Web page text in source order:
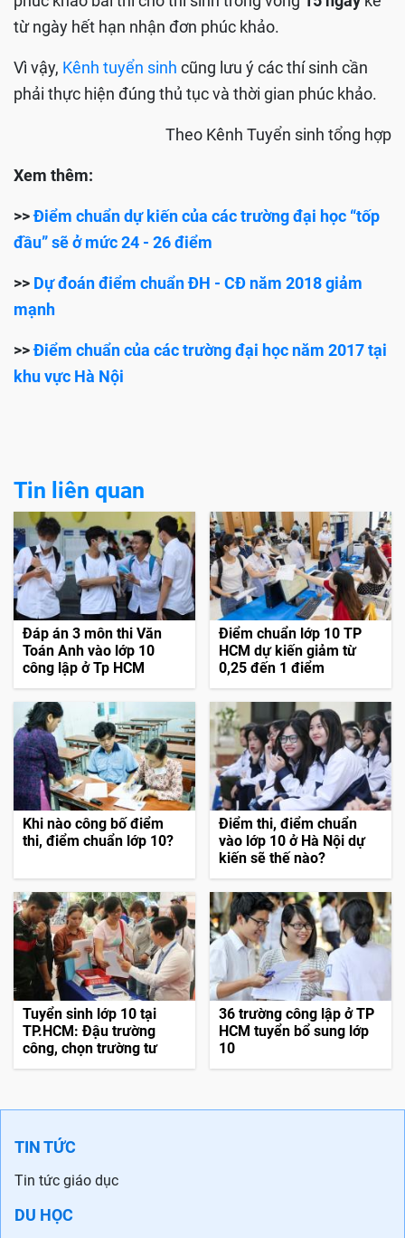
từ ngày hết hạn nhận đơn phúc khảo.
Vì vậy, Kênh tuyển sinh cũng lưu ý các thí sinh cần
phải thực hiện đúng thủ tục và thời gian phúc khảo.
Theo Kênh Tuyển sinh tổng hợp
Xem thêm:
>>Điểm chuẩn dự kiến của các trường đại học “tốp
đầu” sẽ ở mức 24 - 26 điểm
>> Dự đoán điểm chuẩn ĐH - CĐ năm 2018 giảm
mạnh
>>Điểm chuẩn của các trường đại học năm 2017 tại
khu vực Hà Nội
Tin liên quan
Đáp án 3 môn thi Văn
Toán Anh vào lớp 10
công lập ở Tp HCM
Điểm chuẩn lớp 10 TP
HCM dự kiến giảm từ
0,25 đến 1 điểm
Khi nào công bố điểm
thi, điểm chuẩn lớp 10?
Điểm thi, điểm chuẩn
vào lớp 10 ở Hà Nội dự
kiến sẽ thế nào?
Tuyển sinh lớp 10 tại
TP.HCM: Đậu trường
công, chọn trường tư
36 trường công lập ở TP
HCM tuyển bổ sung lớp
10
TIN TỨC
Tin tức giáo dục
DU HỌC